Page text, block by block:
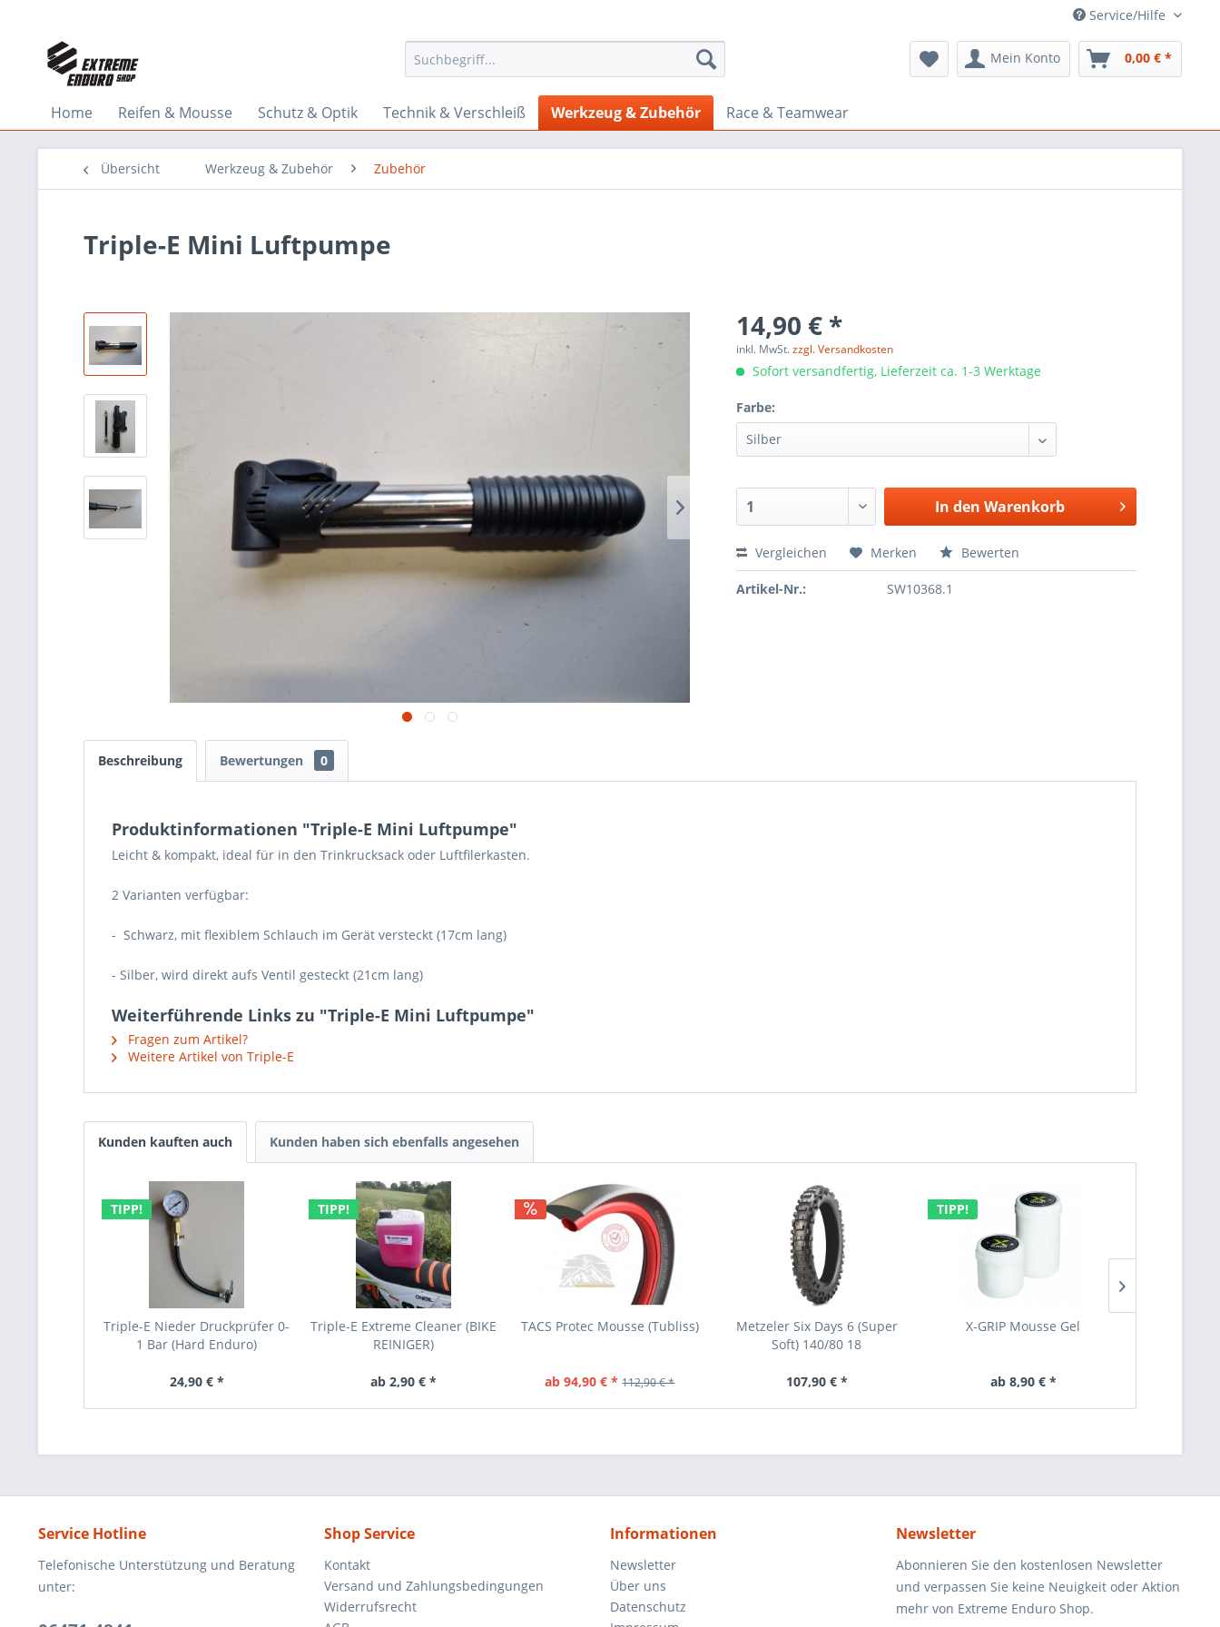
Service/Hilfe
Mein Konto 0,00 € *
Home Reifen & Mousse Schutz & Optik Technik & Verschleiß Werkzeug & Zubehör Race & Teamwear
Übersicht Werkzeug & Zubehör Zubehör
Triple-E Mini Luftpumpe
14,90 € *
inkl. MwSt.zzgl. Versandkosten
Sofort versandfertig, Lieferzeit ca. 1-3 Werktage
Farbe:
In den Warenkorb
Vergleichen Merken Bewerten
Artikel-Nr.: SW10368.1
Beschreibung Bewertungen 0
Produktinformationen "Triple-E Mini Luftpumpe"
Leicht & kompakt, ideal für in den Trinkrucksack oder Luftfilerkasten.
2 Varianten verfügbar:
- Schwarz, mit flexiblem Schlauch im Gerät versteckt (17cm lang)
- Silber, wird direkt aufs Ventil gesteckt (21cm lang)
Weiterführende Links zu "Triple-E Mini Luftpumpe"
Fragen zum Artikel?
Weitere Artikel von Triple-E
Kunden kauften auch Kunden haben sich ebenfalls angesehen
TIPP!
Triple-E Nieder Druckprüfer 0-
1 Bar (Hard Enduro)
24,90 € *
TIPP!
Triple-E Extreme Cleaner (BIKE
REINIGER)
ab 2,90 € *
TACS Protec Mousse (Tubliss)
ab 94,90 € * 112,90 € *
Metzeler Six Days 6 (Super
Soft) 140/80 18
107,90 € *
TIPP!
X-GRIP Mousse Gel
ab 8,90 € *
Service Hotline
Telefonische Unterstützung und Beratung
unter:
Shop Service
Kontakt
Versand und Zahlungsbedingungen
Widerrufsrecht
Informationen
Newsletter
Über uns
Datenschutz
Newsletter
Abonnieren Sie den kostenlosen Newsletter
und verpassen Sie keine Neuigkeit oder Aktion
mehr von Extreme Enduro Shop.